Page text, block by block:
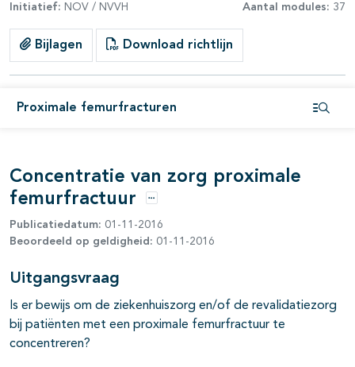
Initiatief: NOV / NVVH Aantal modules: 37
Bijlagen Download richtlijn
Proximale femurfracturen
open- en dichtklappen
open- en dichtklappen
open- en dichtklappen
open- en dichtklappen
open- en dichtklappen
open- en dichtklappen
open- en dichtklappen
Concentratie van zorg proximale
femurfractuur
Opties
Publicatiedatum: 01-11-2016
Beoordeeld op geldigheid: 01-11-2016
Uitgangsvraag
Is er bewijs om de ziekenhuiszorg en/of de revalidatiezorg
bij patiënten met een proximale femurfractuur te
concentreren?